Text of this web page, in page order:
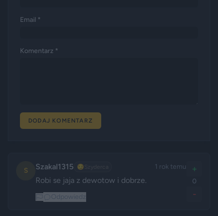
Email *
Komentarz *
DODAJ KOMENTARZ
S Szakal1315 😏 1 rok temu
Robi se jaja z dewotow i dobrze.
+
0
-